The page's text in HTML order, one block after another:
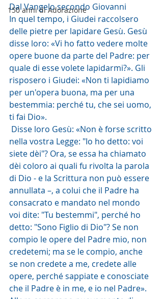
150 anni di Adorazione
Dal Vangelo secondo Giovanni
In quel tempo, i Giudei raccolsero
delle pietre per lapidare Gesù. Gesù
disse loro: «Vi ho fatto vedere molte
opere buone da parte del Padre: per
quale di esse volete lapidarmi?». Gli
risposero i Giudei: «Non ti lapidiamo
per un'opera buona, ma per una
bestemmia: perché tu, che sei uomo,
ti fai Dio».
Disse loro Gesù: «Non è forse scritto
nella vostra Legge: "Io ho detto: voi
siete dèi"? Ora, se essa ha chiamato
dèi coloro ai quali fu rivolta la parola
di Dio - e la Scrittura non può essere
annullata –, a colui che il Padre ha
consacrato e mandato nel mondo
voi dite: "Tu bestemmi", perché ho
detto: "Sono Figlio di Dio"? Se non
compio le opere del Padre mio, non
credetemi; ma se le compio, anche
se non credete a me, credete alle
opere, perché sappiate e conosciate
che il Padre è in me, e io nel Padre».